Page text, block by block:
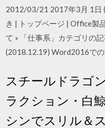
2012/03/21 2017年3月 1日
き | トップページ | Office製
て » 「仕事系」カテゴリの
(2018.12.19) Word2016で
スチールドラゴ
ラクション・白
シンでスリル＆